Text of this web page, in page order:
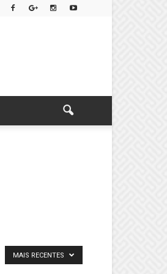
MAIS RECENTES